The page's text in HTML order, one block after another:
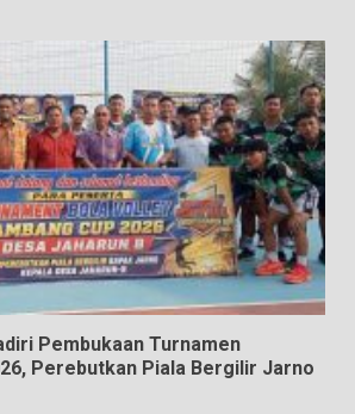
Pembukaan Turnamen
Perebutkan Piala Bergilir Jarno